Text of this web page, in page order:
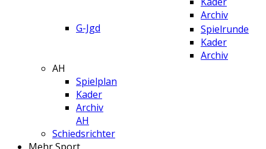
Archiv
G-Jgd
Spielrunde
Kader
Archiv
AH
Spielplan
Kader
Archiv
AH
Schiedsrichter